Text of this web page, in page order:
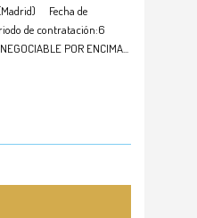
(Madrid) Fecha de
de contratación:6
POR ENCIMA